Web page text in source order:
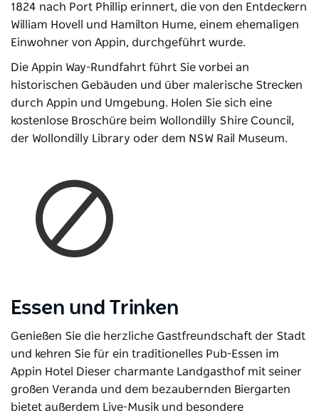
1824 nach Port Phillip erinnert, die von den Entdeckern
William Hovell und Hamilton Hume, einem ehemaligen
Einwohner von Appin, durchgeführt wurde.
Die Appin Way-Rundfahrt führt Sie vorbei an
historischen Gebäuden und über malerische Strecken
durch Appin und Umgebung. Holen Sie sich eine
kostenlose Broschüre beim Wollondilly Shire Council,
der Wollondilly Library oder dem NSW Rail Museum.
Essen und Trinken
Genießen Sie die herzliche Gastfreundschaft der Stadt
und kehren Sie für ein traditionelles Pub-Essen im
Appin Hotel
Dieser charmante Landgasthof mit seiner
großen Veranda und dem bezaubernden Biergarten
bietet außerdem Live-Musik und besondere